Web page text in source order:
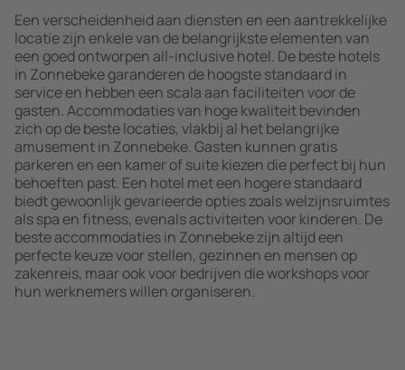
Een verscheidenheid aan diensten en een aantrekkelijke
locatie zijn enkele van de belangrijkste elementen van
een goed ontworpen all-inclusive hotel. De beste hotels
in Zonnebeke garanderen de hoogste standaard in
service en hebben een scala aan faciliteiten voor de
gasten. Accommodaties van hoge kwaliteit bevinden
zich op de beste locaties, vlakbij al het belangrijke
amusement in Zonnebeke. Gasten kunnen gratis
parkeren en een kamer of suite kiezen die perfect bij hun
behoeften past. Een hotel met een hogere standaard
biedt gewoonlijk gevarieerde opties zoals welzijnsruimtes
als spa en fitness, evenals activiteiten voor kinderen. De
beste accommodaties in Zonnebeke zijn altijd een
perfecte keuze voor stellen, gezinnen en mensen op
zakenreis, maar ook voor bedrijven die workshops voor
hun werknemers willen organiseren.